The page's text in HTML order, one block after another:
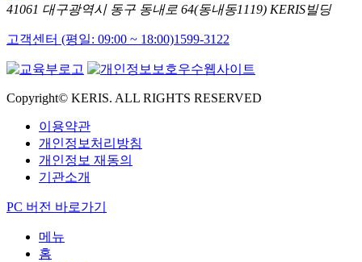
41061 대구광역시 동구 동내로 64(동내동1119) KERIS빌딩
고객센터 (평일: 09:00 ~ 18:00)1599-3122
Copyright© KERIS. ALL RIGHTS RESERVED
이용약관
개인정보처리방침
개인정보 재동의
기관소개
PC 버전 바로가기
메뉴
홈